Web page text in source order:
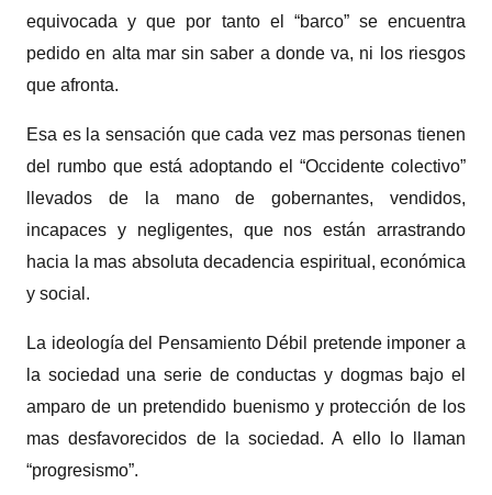
equivocada y que por tanto el “barco” se encuentra
pedido en alta mar sin saber a donde va, ni los riesgos
que afronta.
Esa es la sensación que cada vez mas personas tienen
del rumbo que está adoptando el “Occidente colectivo”
llevados de la mano de gobernantes, vendidos,
incapaces y negligentes, que nos están arrastrando
hacia la mas absoluta decadencia espiritual, económica
y social.
La ideología del Pensamiento Débil pretende imponer a
la sociedad una serie de conductas y dogmas bajo el
amparo de un pretendido buenismo y protección de los
mas desfavorecidos de la sociedad. A ello lo llaman
“progresismo”.